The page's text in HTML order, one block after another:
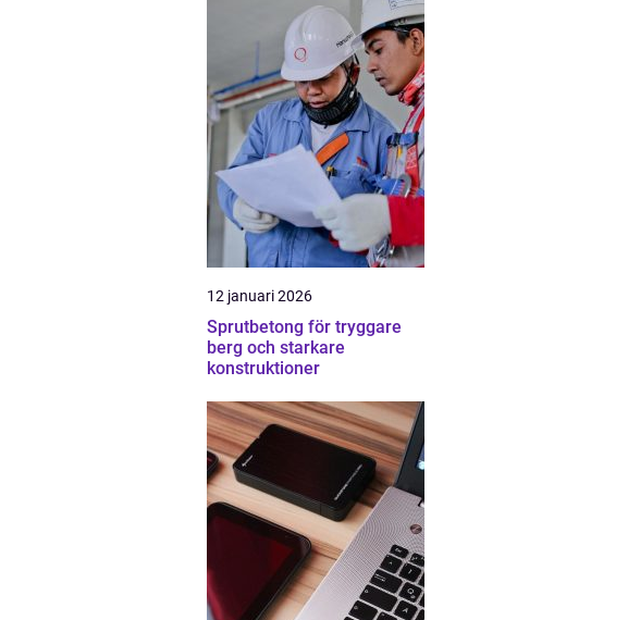
12 januari 2026
Sprutbetong för tryggare
berg och starkare
konstruktioner